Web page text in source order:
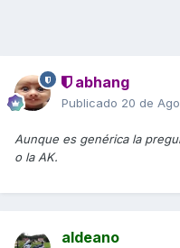
abhang
Publicado 20 de
Aunque es genérica la
o la AK.
aldeano